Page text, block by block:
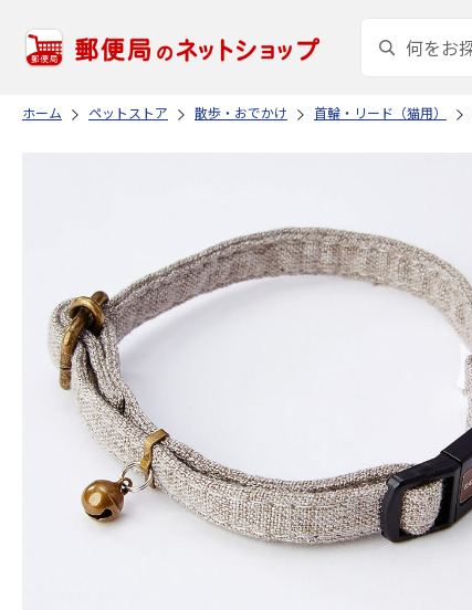
ホーム ペットストア 散歩・おでかけ 首輪・リード（猫用）